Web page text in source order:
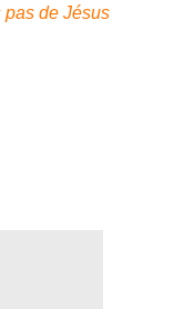
pas de Jésus